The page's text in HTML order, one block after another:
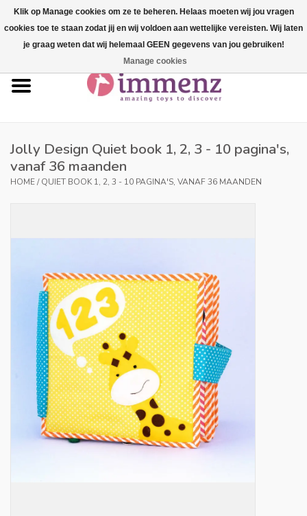
NIEUW in ons assortiment!
Onze merken
Professionals
Merken
Jolly Design Quiet book 1, 2, 3 - 10 pagina's,
vanaf 36 maanden
HOME/QUIET BOOK 1, 2, 3 - 10 PAGINA'S, VANAF 36 MAANDEN
Klik op Manage cookies om ze te beheren. Helaas moeten wij jou vragen
cookies toe te staan zodat jij en wij voldoen aan wettelijke vereisten. Wij laten
je graag weten dat wij helemaal GEEN gegevens van jou gebruiken!
Manage cookies